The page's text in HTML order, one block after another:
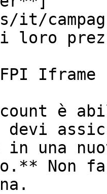
it/
i loro
FPI Iframe
è
devi
in una
Non